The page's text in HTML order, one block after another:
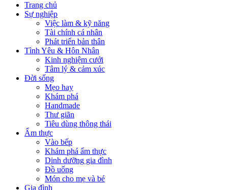
Trang chủ
Sự nghiệp
Việc làm & kỹ năng
Tài chính cá nhân
Phát triển bản thân
Tình Yêu & Hôn Nhân
Kinh nghiệm cưới
Tâm lý & cảm xúc
Đời sống
Mẹo hay
Khám phá
Handmade
Thư giãn
Tiêu dùng thông thái
Ẩm thực
Vào bếp
Khám phá ẩm thực
Dinh dưỡng gia đình
Đồ uống
Món cho mẹ và bé
Gia đình